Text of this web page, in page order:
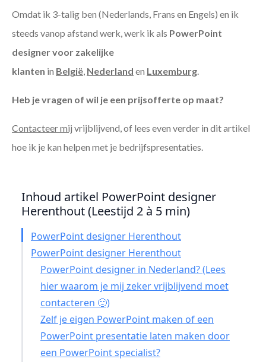
Omdat ik 3-talig ben (Nederlands, Frans en Engels) en ik
steeds vanop afstand werk, werk ik als PowerPoint
designer voor zakelijke
klanten in België, Nederland en Luxemburg.
Heb je vragen of wil je een prijsofferte op maat?
Contacteer mij vrijblijvend, of lees even verder in dit artikel
hoe ik je kan helpen met je bedrijfspresentaties.
Inhoud artikel PowerPoint designer
Herenthout (Leestijd 2 à 5 min)
PowerPoint designer Herenthout
PowerPoint designer Herenthout
PowerPoint designer in Nederland? (Lees
hier waarom je mij zeker vrijblijvend moet
contacteren 🙂)
Zelf je eigen PowerPoint maken of een
PowerPoint presentatie laten maken door
een PowerPoint specialist?